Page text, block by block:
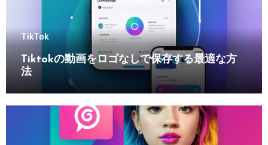
TikTok
Tiktokの動画をロゴなしで保存する最適な方
法